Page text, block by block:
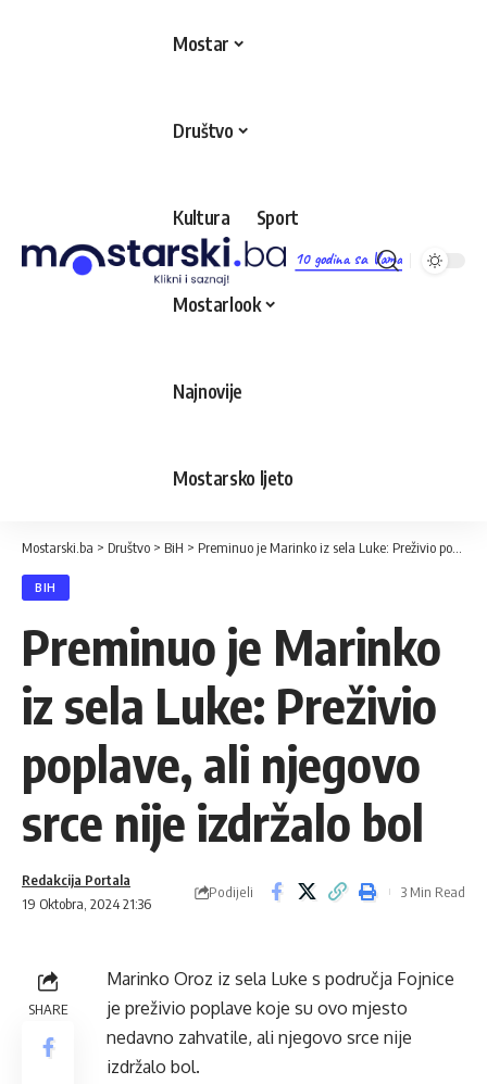
10 godina sa Vama
Mostar
Društvo
Kultura Sport
Mostarlook
Najnovije
Mostarsko ljeto
Mostarski.ba > Društvo > BiH > Preminuo je Marinko iz sela Luke: Preživio poplave, ali njegovo srce nije izdržalo bol
BIH
Preminuo je Marinko
iz sela Luke: Preživio
poplave, ali njegovo
srce nije izdržalo bol
19 Oktobra, 2024 21:36
Redakcija Portala
Podijeli 3 Min Read
SHARE
Marinko Oroz iz sela Luke s područja Fojnice
je preživio poplave koje su ovo mjesto
nedavno zahvatile, ali njegovo srce nije
izdržalo bol.